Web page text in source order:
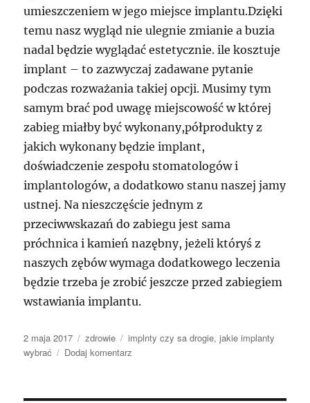
umieszczeniem w jego miejsce implantu.Dzięki
temu nasz wygląd nie ulegnie zmianie a buzia
nadal będzie wyglądać estetycznie. ile kosztuje
implant – to zazwyczaj zadawane pytanie
podczas rozważania takiej opcji. Musimy tym
samym brać pod uwagę miejscowość w której
zabieg miałby być wykonany,półprodukty z
jakich wykonany będzie implant,
doświadczenie zespołu stomatologów i
implantologów, a dodatkowo stanu naszej jamy
ustnej. Na nieszczęście jednym z
przeciwwskazań do zabiegu jest sama
próchnica i kamień nazębny, jeżeli któryś z
naszych zębów wymaga dodatkowego leczenia
będzie trzeba je zrobić jeszcze przed zabiegiem
wstawiania implantu.
Data
publikacji
2 maja 2017 Kategorie
zdrowie Tagi
implnty czy sa drogie,jakie implanty
wybrać
Dodaj komentarz
odżywiania